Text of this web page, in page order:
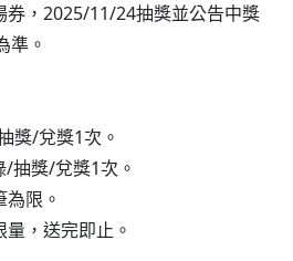
券，2025/11/24抽獎並公告中獎
準。
獎/兌獎1次。
抽獎/兌獎1次。
限。
，送完即止。